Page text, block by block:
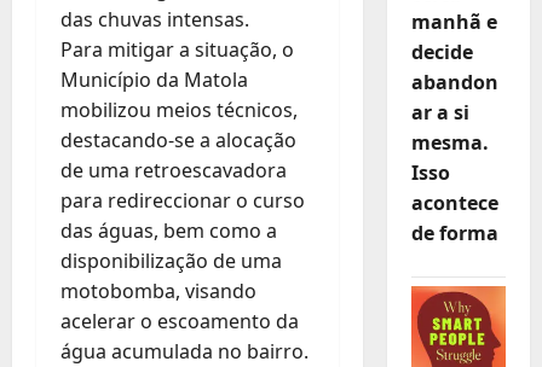
das chuvas intensas.
Para mitigar a situação, o
Município da Matola
mobilizou meios técnicos,
destacando-se a alocação
de uma retroescavadora
para redireccionar o curso
das águas, bem como a
disponibilização de uma
motobomba, visando
acelerar o escoamento da
água acumulada no bairro.
manhã e
decide
abandon
ar a si
mesma.
Isso
acontece
de forma